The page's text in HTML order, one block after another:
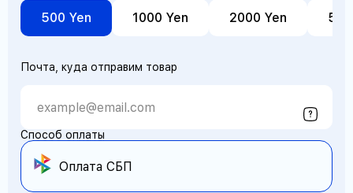
Почта, куда отправим товар
500 Yen 1000 Yen 2000 Yen
Способ оплаты
Оплата СБП